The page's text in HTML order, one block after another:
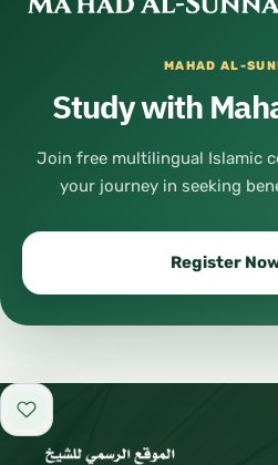
MAHAD AL-
Study with
Join free multilingual Islamic
your journey in seeking
Register
Add to favorites